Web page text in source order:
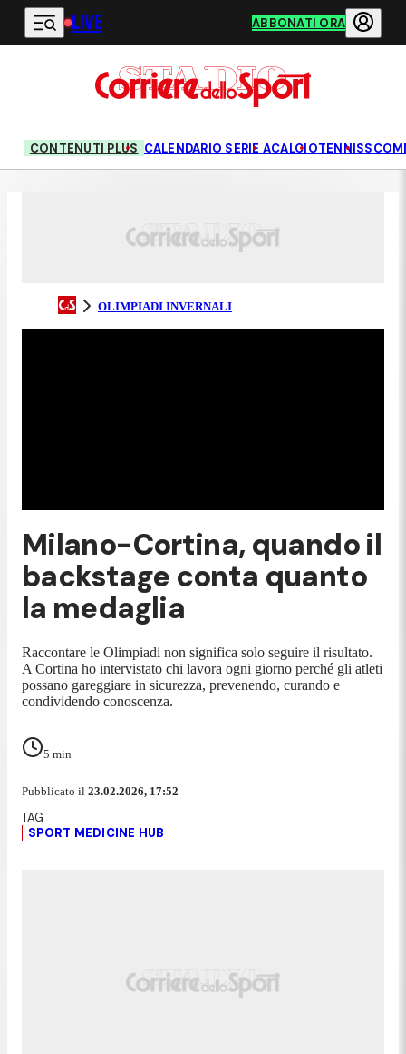
Vai al contenuto principale
LIVE ABBONATI ORA
CONTENUTI PLUS CALENDARIO SERIE ACALCIOTENNIS
OLIMPIADI INVERNALI
Milano-Cortina, quando il
backstage conta quanto
la medaglia
Raccontare le Olimpiadi non significa solo seguire il risultato.
A Cortina ho intervistato chi lavora ogni giorno perché gli atleti
possano gareggiare in sicurezza, prevenendo, curando e
condividendo conoscenza.
5 min
Pubblicato il 23.02.2026, 17:52
SPORT MEDICINE HUB